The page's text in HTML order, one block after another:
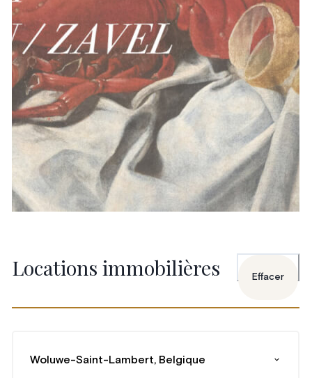
Locations immobilières Effacer
Woluwe-Saint-Lambert, Belgique